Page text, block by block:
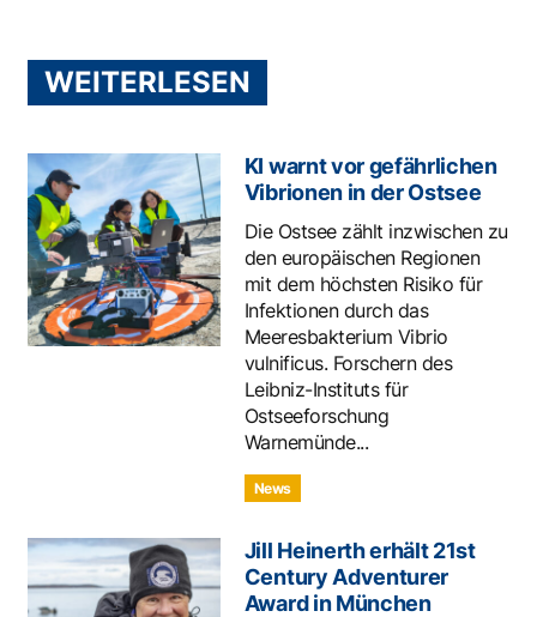
WEITERLESEN
KI warnt vor gefährlichen
Vibrionen in der Ostsee
Die Ostsee zählt inzwischen zu
den europäischen Regionen
mit dem höchsten Risiko für
Infektionen durch das
Meeresbakterium Vibrio
vulnificus. Forschern des
Leibniz-Instituts für
Ostseeforschung
Warnemünde...
News
Jill Heinerth erhält 21st
Century Adventurer
Award in München